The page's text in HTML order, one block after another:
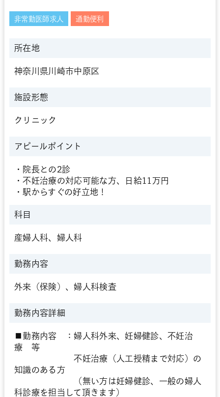
非常勤医師求人 通勤便利
所在地
神奈川県川崎市中原区
施設形態
クリニック
アピールポイント
・院長との2診
・不妊治療の対応可能な方、日給11万円
・駅からすぐの好立地！
科目
産婦人科、婦人科
勤務内容
外来（保険）、婦人科検査
勤務内容詳細
■勤務内容 ：婦人科外来、妊婦健診、不妊治
療 等
不妊治療（人工授精まで対応）の
知識のある方
（無い方は妊婦健診、一般の婦人
科診療を担当して頂きます）